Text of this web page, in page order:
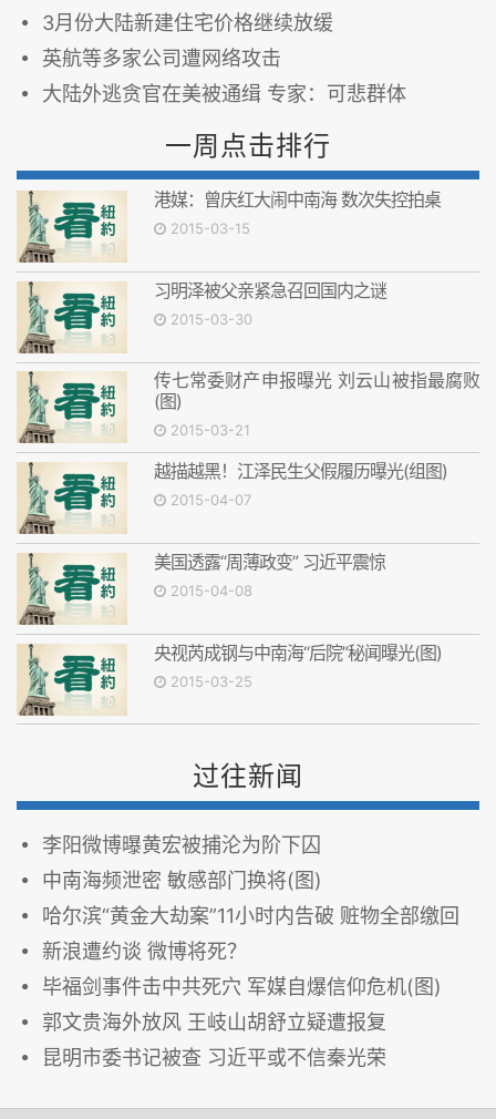
3月份大陆新建住宅价格继续放缓
英航等多家公司遭网络攻击
大陆外逃贪官在美被通缉 专家：可悲群体
一周点击排行
港媒：曾庆红大闹中南海 数次失控拍桌
2015-03-15
习明泽被父亲紧急召回国内之谜
2015-03-30
传七常委财产申报曝光 刘云山被指最腐败
(图)
2015-03-21
越描越黑！江泽民生父假履历曝光(组图)
2015-04-07
美国透露“周薄政变” 习近平震惊
2015-04-08
央视芮成钢与中南海“后院”秘闻曝光(图)
2015-03-25
过往新闻
李阳微博曝黄宏被捕沦为阶下囚
中南海频泄密 敏感部门换将(图)
哈尔滨“黄金大劫案”11小时内告破 赃物全部缴回
新浪遭约谈 微博将死？
毕福剑事件击中共死穴 军媒自爆信仰危机(图)
郭文贵海外放风 王岐山胡舒立疑遭报复
昆明市委书记被查 习近平或不信秦光荣